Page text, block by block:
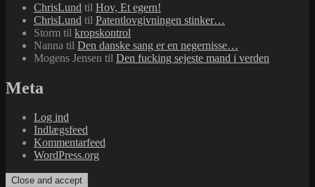
ChrisLund til Hov, Et egern!
ChrisLund til Patentlovgivningen stinker…
Storm til kropskontrol
Nanna til Den danske sang er en negernisse…
Mogens Jensen til Den fucking sejeste mand i verden
Meta
Log ind
Indlægsfeed
Kommentarfeed
WordPress.org